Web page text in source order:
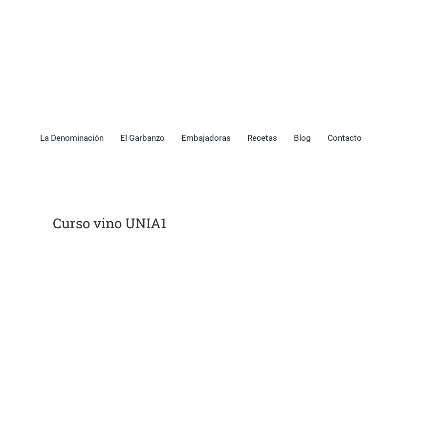
La Denominación El Garbanzo Embajadoras Recetas Blog Contacto
Curso vino UNIA1